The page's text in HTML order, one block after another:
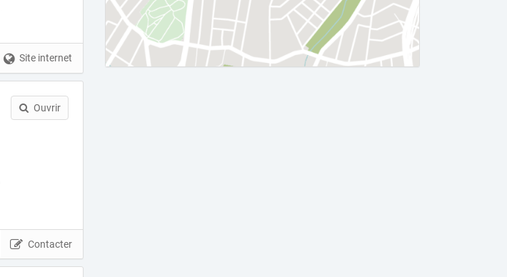
Site internet
Ouvrir
Contacter